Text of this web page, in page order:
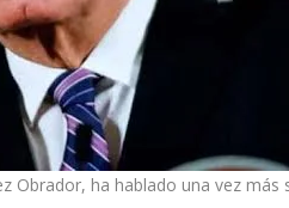
Obrador, ha hablado una vez